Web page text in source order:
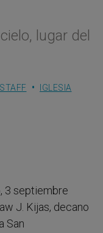
lugar del
IGLESIA
3 septiembre
J. Kijas, decano
San